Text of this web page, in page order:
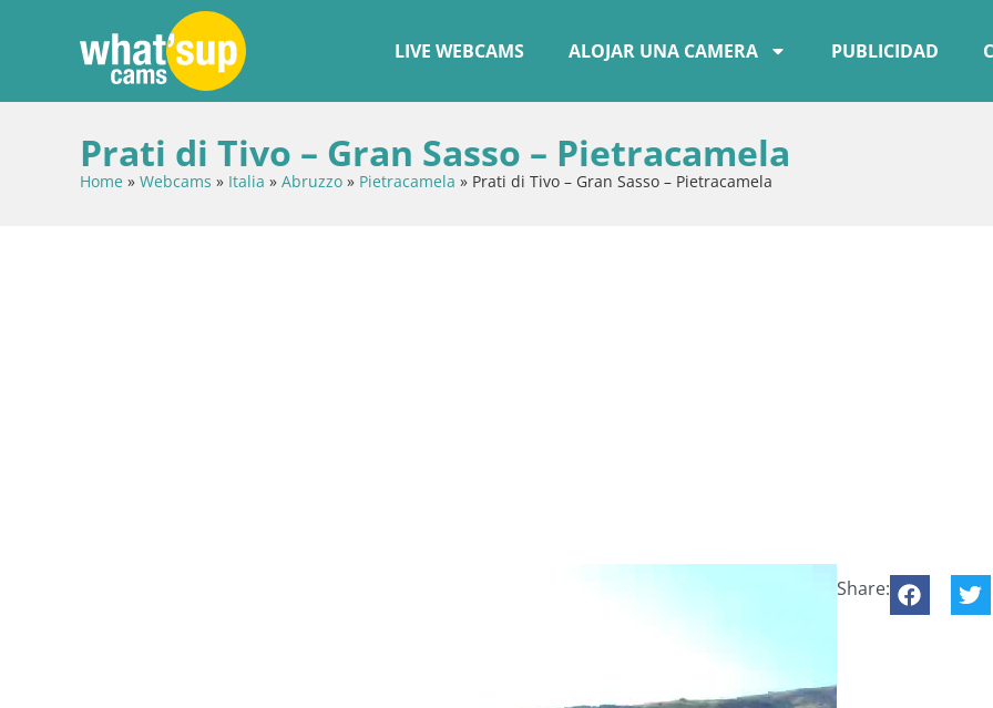
LIVE WEBCAMS ALOJAR UNA CAMERA PUBLICIDAD
Prati di Tivo – Gran Sasso – Pietracamela
Home » Webcams » Italia » Abruzzo » Pietracamela » Prati di Tivo – Gran Sasso – Pietracamela
Share: